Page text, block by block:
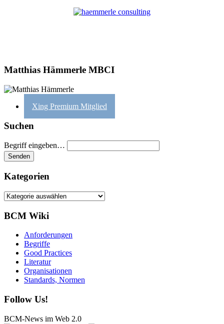
Matthias Hämmerle MBCI
Xing Premium Mitglied
Suchen
Begriff eingeben…
Kategorien
Kategorien
BCM Wiki
Anforderungen
Begriffe
Good Practices
Literatur
Organisationen
Standards, Normen
Follow Us!
BCM-News im Web 2.0